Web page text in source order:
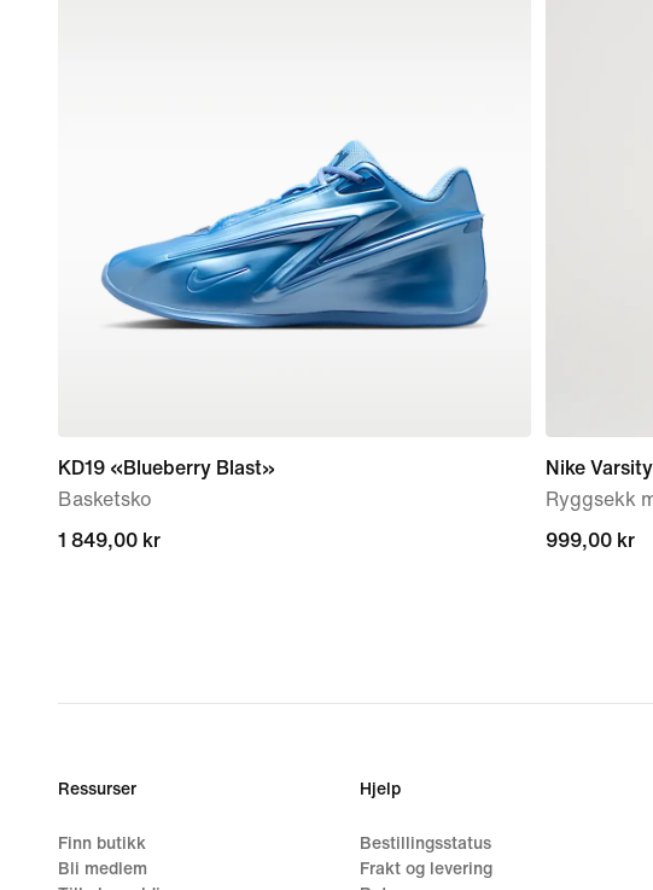
KD19 «Blueberry Blast»
Basketsko
1 849,00 kr
1 849,00 kr
Nike
Ryggsekk
999,00 kr
999,00 kr
Ressurser
Finn butikk
Bli medlem
Hjelp
Bestillingsstatus
Frakt og levering